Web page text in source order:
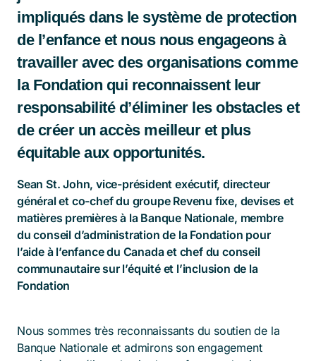
impliqués dans le système de protection
de l’enfance et nous nous engageons à
travailler avec des organisations comme
la Fondation qui reconnaissent leur
responsabilité d’éliminer les obstacles et
de créer un accès meilleur et plus
équitable aux opportunités.
Sean St. John, vice-président exécutif, directeur
général et co-chef du groupe Revenu fixe, devises et
matières premières à la Banque Nationale, membre
du conseil d’administration de la Fondation pour
l’aide à l’enfance du Canada et chef du conseil
communautaire sur l’équité et l’inclusion de la
Fondation
Nous sommes très reconnaissants du soutien de la
Banque Nationale et admirons son engagement